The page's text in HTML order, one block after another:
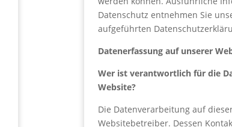
Datenschutz entnehmen Sie
aufgeführten
Datenerfassung auf unserer
Wer ist verantwortlich für die
Website?
Die Datenverarbeitung auf
Websitebetreiber. Dessen